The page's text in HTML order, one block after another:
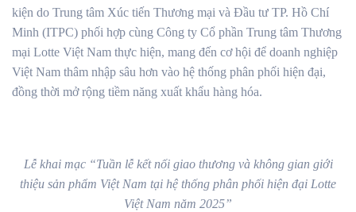
kiện do Trung tâm Xúc tiến Thương mại và Đầu tư TP. Hồ Chí
Minh (ITPC) phối hợp cùng Công ty Cổ phần Trung tâm Thương
mại Lotte Việt Nam thực hiện, mang đến cơ hội để doanh nghiệp
Việt Nam thâm nhập sâu hơn vào hệ thống phân phối hiện đại,
đồng thời mở rộng tiềm năng xuất khẩu hàng hóa.
Lễ khai mạc “Tuần lễ kết nối giao thương và không gian giới
thiệu sản phẩm Việt Nam tại hệ thống phân phối hiện đại Lotte
Việt Nam năm 2025”